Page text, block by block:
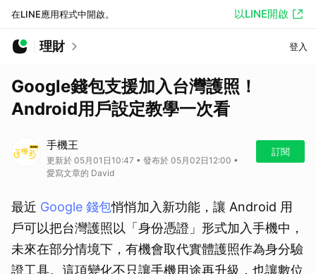
在LINE應用程式中開啟。 以LINE開啟
理財 登入
Google錢包支援加入台灣護照！
Android用戶設定教學一次看
手機王
更新於 05月01日10:47 • 發布於 05月02日12:00 •
愛寫文章的 David
訂閱
最近 Google 錢包悄悄加入新功能，讓 Android 用
戶可以把台灣護照以「身份憑證」形式加入手機中，
未來在部分情境下，有機會取代實體護照作為身分驗
證工具。這項變化不只讓手機用途再升級，也讓數位